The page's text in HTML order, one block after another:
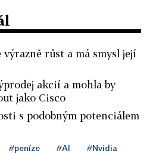
růst a má smysl její
akcií a mohla by
jako Cisco
s podobným potenciálem
#peníze #AI #Nvidia